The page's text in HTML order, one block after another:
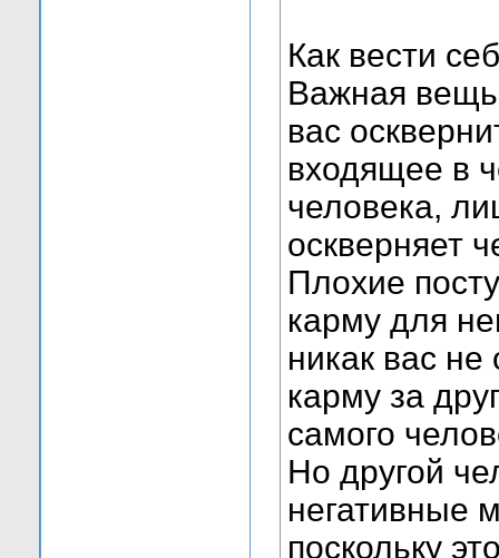
Как вести
Важная вещь
вас
входящее в
человека,
оскверняет
Плохие
карму для
никак вас не
карму за
самого
Но другой
негативные
поскольку